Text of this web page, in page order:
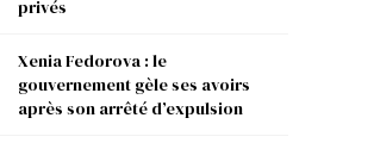
privés
Xenia Fedorova : le
gouvernement gèle ses avoirs
après son arrêté d’expulsion